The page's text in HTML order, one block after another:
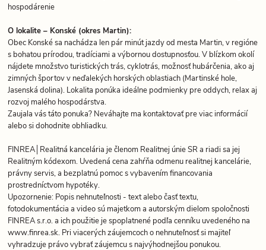
hospodárenie
O lokalite – Konské (okres Martin):
Obec Konské sa nachádza len pár minút jazdy od mesta Martin, v regióne
s bohatou prírodou, tradíciami a výbornou dostupnosťou. V blízkom okolí
nájdete množstvo turistických trás, cyklotrás, možnosť hubárčenia, ako aj
zimných športov v neďalekých horských oblastiach (Martinské hole,
Jasenská dolina). Lokalita ponúka ideálne podmienky pre oddych, relax aj
rozvoj malého hospodárstva.
Zaujala vás táto ponuka? Neváhajte ma kontaktovať pre viac informácií
alebo si dohodnite obhliadku.
FINREA│Realitná kancelária je členom Realitnej únie SR a riadi sa jej
Realitným kódexom. Uvedená cena zahŕňa odmenu realitnej kancelárie,
právny servis, a bezplatnú pomoc s vybavením financovania
prostredníctvom hypotéky.
Upozornenie: Popis nehnuteľnosti - text alebo časť textu,
fotodokumentácia a video sú majetkom a autorským dielom spoločnosti
FINREA s.r.o. a ich použitie je spoplatnené podľa cenníku uvedeného na
www.finrea.sk. Pri viacerých záujemcoch o nehnuteľnosť si majiteľ
vyhradzuje právo vybrať záujemcu s najvýhodnejšou ponukou.